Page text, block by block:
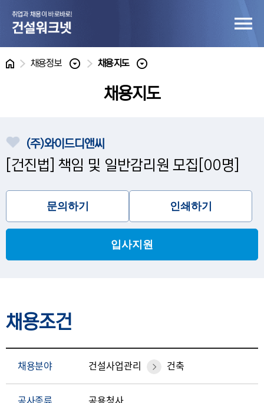
홈 채용정보 채용지도
채용지도
(주)와이드디앤씨
[건진법] 책임 및 일반감리원 모집[00명]
입사지원
문의하기 인쇄하기
채용조건
채용분야 건설사업관리 건축
공사종류 공용청사